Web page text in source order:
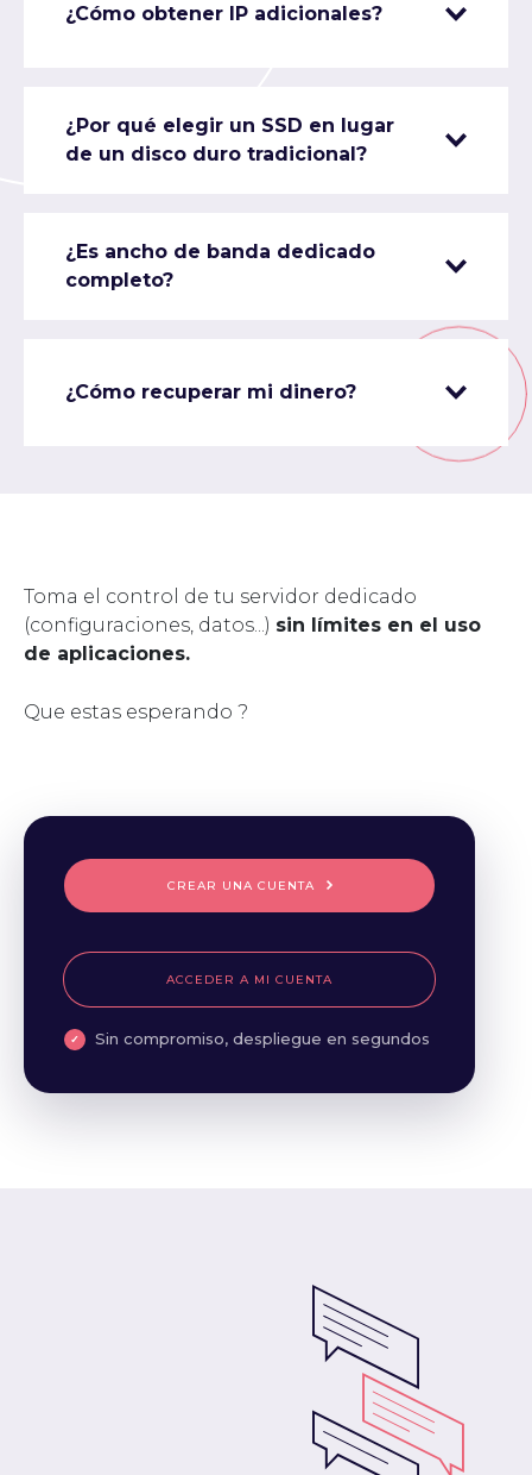
¿Cómo obtener IP adicionales?
¿Por qué elegir un SSD en lugar
de un disco duro tradicional?
¿Es ancho de banda dedicado
completo?
¿Cómo recuperar mi dinero?
Toma el control de tu servidor dedicado
(configuraciones, datos...) sin límites en el uso
de aplicaciones.
Que estas esperando ?
CREAR UNA CUENTA
ACCEDER A MI CUENTA
Sin compromiso, despliegue en segundos